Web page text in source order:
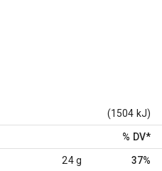
(1504 kJ)
% DV*
24 g 37%